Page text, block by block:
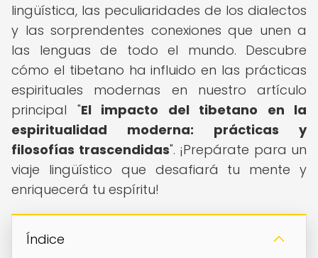
lingüística, las peculiaridades de los dialectos
y las sorprendentes conexiones que unen a
las lenguas de todo el mundo. Descubre
cómo el tibetano ha influido en las prácticas
espirituales modernas en nuestro artículo
principal "El impacto del tibetano en la
espiritualidad moderna: prácticas y
filosofías trascendidas". ¡Prepárate para un
viaje lingüístico que desafiará tu mente y
enriquecerá tu espíritu!
Índice